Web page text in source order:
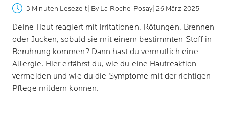
3 Minuten Lesezeit | By La Roche-Posay| 26 März 2025
Deine Haut reagiert mit Irritationen, Rötungen, Brennen
oder Jucken, sobald sie mit einem bestimmten Stoff in
Berührung kommen? Dann hast du vermutlich eine
Allergie. Hier erfährst du, wie du eine Hautreaktion
vermeiden und wie du die Symptome mit der richtigen
Pflege mildern können.